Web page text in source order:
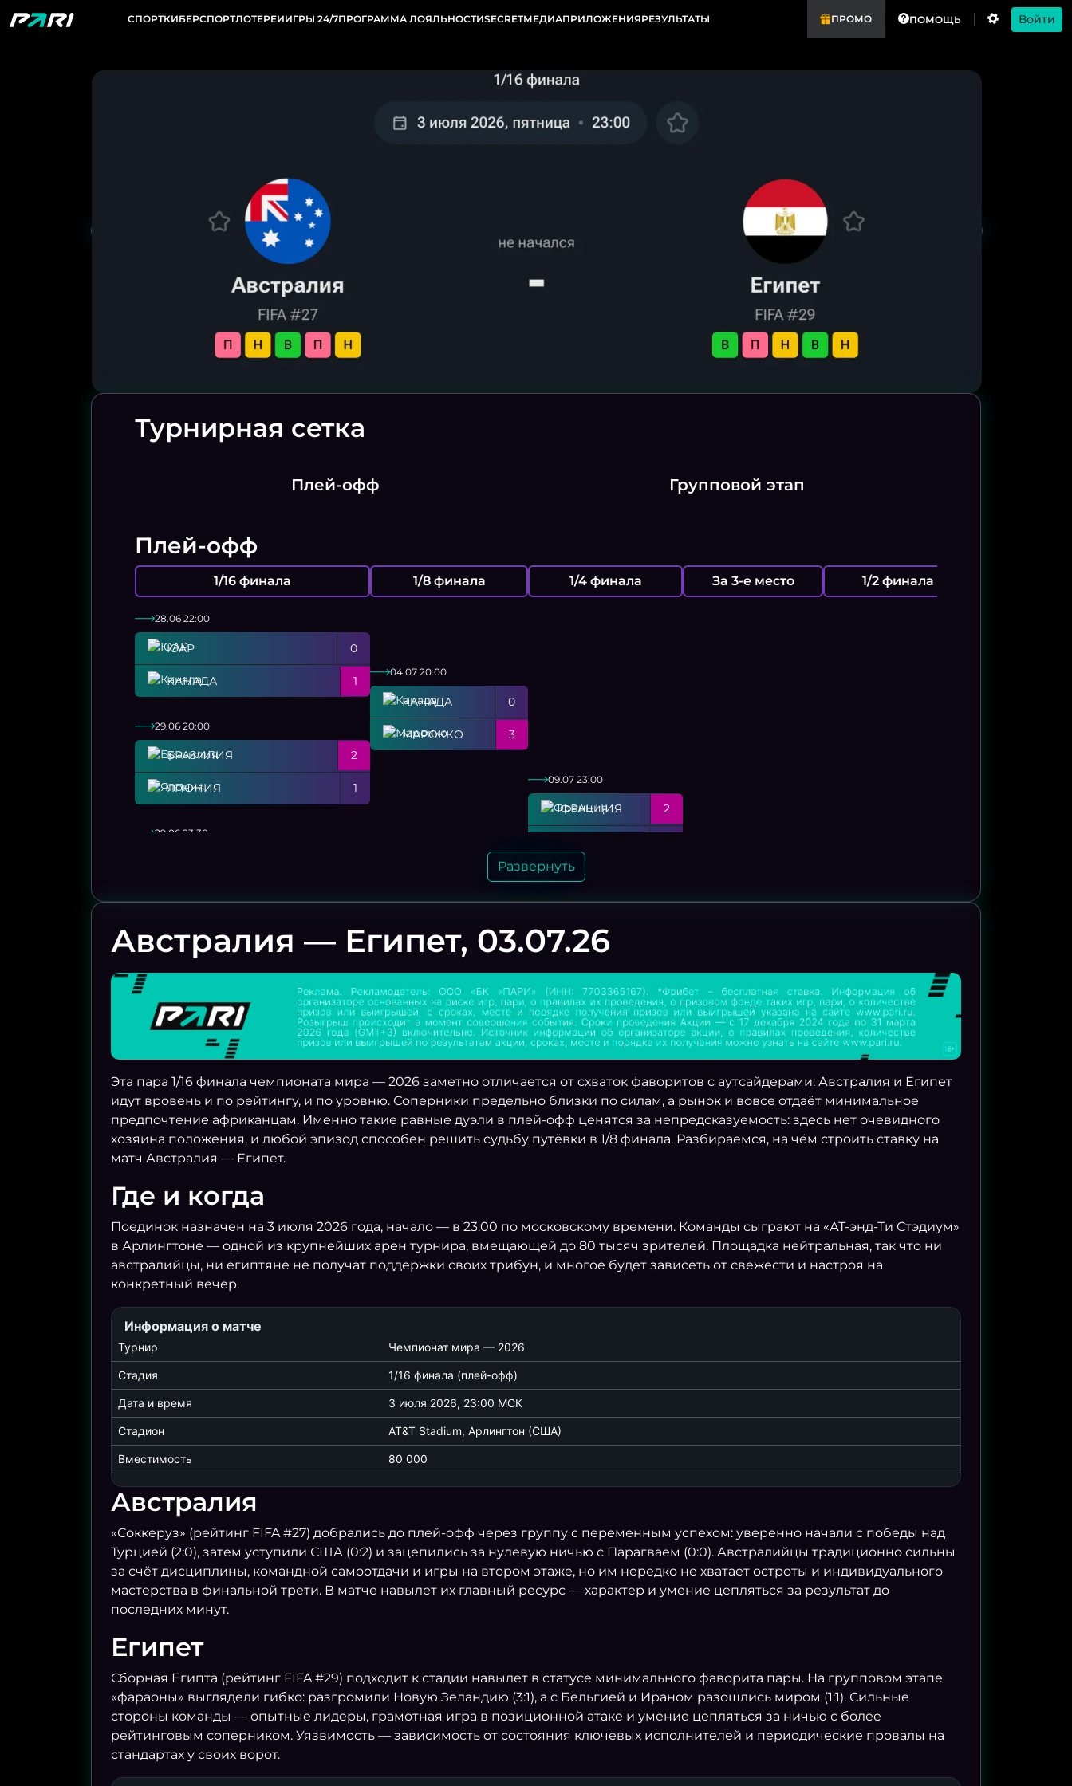
СПОРТКИБЕРСПОРТЛОТЕРЕИИГРЫ 24/7ПРОГРАММА ЛОЯЛЬНОСТИSECRETМЕДИАПРИЛОЖЕНИЯРЕЗУЛЬТАТЫ ПРОМО ПОМОЩЬ Войти
Турнирная сетка
Плей-офф Групповой этап
Плей-офф
1/16 финала
28.06 22:00
ЮАР 0
КАНАДА 1
29.06 20:00
БРАЗИЛИЯ 2
ЯПОНИЯ 1
29.06 23:30
30.06 04:00
НИДЕРЛАНДЫ 1
МАРОККО 1
30.06 20:00
КОТ-Д’ИВУАР 1
НОРВЕГИЯ 2
01.07 00:00
01.07 05:00
МЕКСИКА
ЭКВАДОР
АНГЛИЯ
01.07 23:00
БЕЛЬГИЯ
СЕНЕГАЛ 2
02.07 03:00
США
БОСНИЯ И ГЕРЦЕГОВИНА
ИСПАНИЯ 3
АВСТРИЯ
1/8 финала
04.07 20:00
КАНАДА 0
МАРОККО 3
ФРАНЦИЯ 1
05.07 23:00
БРАЗИЛИЯ
МЕКСИКА 2
АНГЛИЯ 3
06.07 22:00
ПОРТУГАЛИЯ 0
ИСПАНИЯ 1
США 1
1/4 финала
09.07 23:00
ФРАНЦИЯ 2
ИСПАНИЯ
БЕЛЬГИЯ 1
АНГЛИЯ 2
За 3-е место
АНГЛИЯ 6
1/2 финала
14.07 22:00
ФРАНЦИЯ
ИСПАНИЯ 2
Развернуть
Австралия — Египет, 03.07.26
Эта пара 1/16 финала чемпионата мира — 2026 заметно отличается от схваток фаворитов с аутсайдерами: Австралия и Египет
идут вровень и по рейтингу, и по уровню. Соперники предельно близки по силам, а рынок и вовсе отдаёт минимальное
предпочтение африканцам. Именно такие равные дуэли в плей-офф ценятся за непредсказуемость: здесь нет очевидного
хозяина положения, и любой эпизод способен решить судьбу путёвки в 1/8 финала. Разбираемся, на чём строить ставку на
матч Австралия — Египет.
Где и когда
Поединок назначен на 3 июля 2026 года, начало — в 23:00 по московскому времени. Команды сыграют на «АТ-энд-Ти Стэдиум»
в Арлингтоне — одной из крупнейших арен турнира, вмещающей до 80 тысяч зрителей. Площадка нейтральная, так что ни
австралийцы, ни египтяне не получат поддержки своих трибун, и многое будет зависеть от свежести и настроя на
конкретный вечер.
Информация о матче
Турнир Чемпионат мира — 2026
Стадия 1/16 финала (плей-офф)
Дата и время 3 июля 2026, 23:00 МСК
Стадион AT&T Stadium, Арлингтон (США)
Вместимость 80 000
Австралия
«Соккеруз» (рейтинг FIFA #27) добрались до плей-офф через группу с переменным успехом: уверенно начали с победы над
Турцией (2:0), затем уступили США (0:2) и зацепились за нулевую ничью с Парагваем (0:0). Австралийцы традиционно сильны
за счёт дисциплины, командной самоотдачи и игры на втором этаже, но им нередко не хватает остроты и индивидуального
мастерства в финальной трети. В матче навылет их главный ресурс — характер и умение цепляться за результат до
последних минут.
Египет
Сборная Египта (рейтинг FIFA #29) подходит к стадии навылет в статусе минимального фаворита пары. На групповом этапе
«фараоны» выглядели гибко: разгромили Новую Зеландию (3:1), а с Бельгией и Ираном разошлись миром (1:1). Сильные
стороны команды — опытные лидеры, грамотная игра в позиционной атаке и умение цепляться за ничью с более
рейтинговым соперником. Уязвимость — зависимость от состояния ключевых исполнителей и периодические провалы на
стандартах у своих ворот.